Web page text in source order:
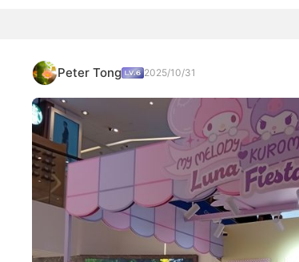
Peter Tong 2025/10/31